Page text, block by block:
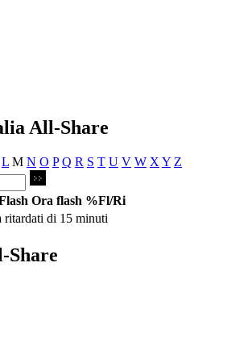
All-Share
L M N O P Q R S T U V W X Y Z
Ora flash %Fl/Ri
ritardati di 15 minuti
Share